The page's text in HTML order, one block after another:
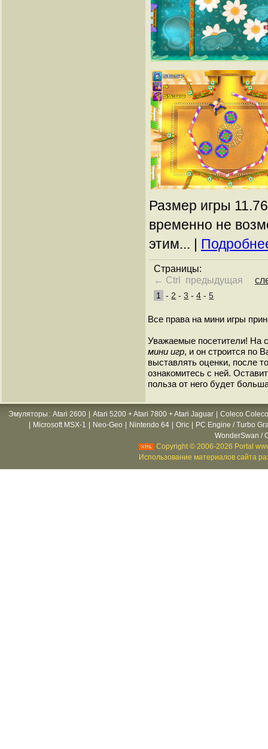
Размер игры
временно не
этим... |
Страницы:
← Ctrl предыдущая
1 - 2 -3 -4 -5
Все права на мини игры
Уважаемые посетители! На
мини игр, и он строится по
выставлять оценки, после
ознакомитесь с ней.
польза от него будет
Эмуляторы : Atari 2600 Atari 5200 + Atari 7800 + Atari Jaguar
Coleco
Microsoft MSX-1 Neo-Geo Nintendo 64 Oric
PC Engine / Turbo
WonderSwan /
Copyright © 2006-2026 Portal
Использование материалов сайта